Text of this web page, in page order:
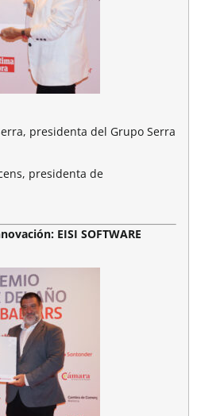
presidenta del Grupo Serra
presidenta de
EISI SOFTWARE